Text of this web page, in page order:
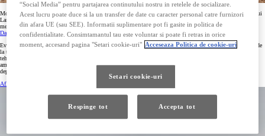
Momente de referinta unice jaloneaza constant traseul parcurs de cele doua modele de teren, de la stramosul lui
Land Cruiser din 1951, seria BJ, devenit primul vehicul care a urcat muntele Fuji la altitudinea de 2.500 de
metri, pana la victoria competitionala a lui Hilux, cusenzationalul GR DKR Hilux T1+ castigator al raliului
Dakar 2022.
Evolutia a adus cu sine cristalizarea tuturor reperelor care confera individualitate unor masini 4x4 de succes, de
la trasaturile inconfundabile ale designului exterior pana la exprimarea stilistica a interiorului si pachetul
tehnologic care pune totul in miscare. Rezultatul final reflecta in egala masura mostenirea inaintasilor si
ambitia Toyota de a pastra pentru Hilux si Land Cruiser rolul recunoscut al unor parteneri de drum care
depasesc de fiecare data granitele cotidianului.
Afla mai multe
“Social Media” pentru partajarea continutului nostru in retelele de socializare.
Acest lucru poate duce si la un transfer de date cu caracter personal catre furnizori
din afara UE (sau SEE). Informatii suplimentare pot fi gasite in politica de
confidentialitate. Consimtamantul tau este voluntar si poate fi retras in orice
moment, accesand pagina "Setari cookie-uri" Acceseaza Politica de cookie-uri
Setari cookie-uri
Respinge tot Accepta tot